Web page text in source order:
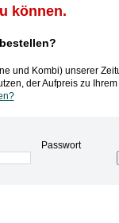
können.
und Kombi) unserer
der Aufpreis zu
Passwort